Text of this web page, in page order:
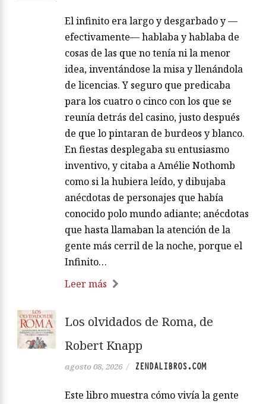
El infinito era largo y desgarbado y —
efectivamente— hablaba y hablaba de
cosas de las que no tenía ni la menor
idea, inventándose la misa y llenándola
de licencias. Y seguro que predicaba
para los cuatro o cinco con los que se
reunía detrás del casino, justo después
de que lo pintaran de burdeos y blanco.
En fiestas desplegaba su entusiasmo
inventivo, y citaba a Amélie Nothomb
como si la hubiera leído, y dibujaba
anécdotas de personajes que había
conocido polo mundo adiante; anécdotas
que hasta llamaban la atención de la
gente más cerril de la noche, porque el
Infinito…
Leer más
Los olvidados de Roma, de
Robert Knapp
agosto 08, 2026 / ZENDALIBROS.COM
Este libro muestra cómo vivía la gente